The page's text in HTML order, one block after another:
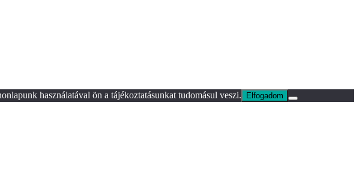
használatával ön a tájékoztatásunkat tudomásul veszi.
Elfogadom